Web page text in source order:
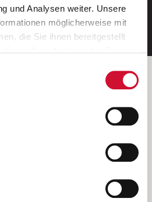
und Analysen weiter. Unsere
möglicherweise mit
die Sie ihnen bereitgestellt
klicken, so stimmen
Cookies zu. Sie können
jederzeit widerrufen,
aufrufen und diese
eintragen
AWO Bezirksverbandes Unterfranken